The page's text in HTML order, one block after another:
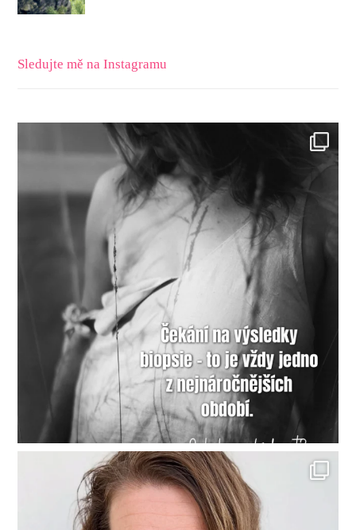
Sledujte mě na Instagramu